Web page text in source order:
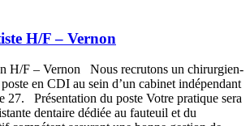
H/F – Vernon
H/F – Vernon Nous recrutons un chirurgien-
en CDI au sein d’un cabinet indépendant
27. Présentation du poste Votre pratique sera
dentaire dédiée au fauteuil et du